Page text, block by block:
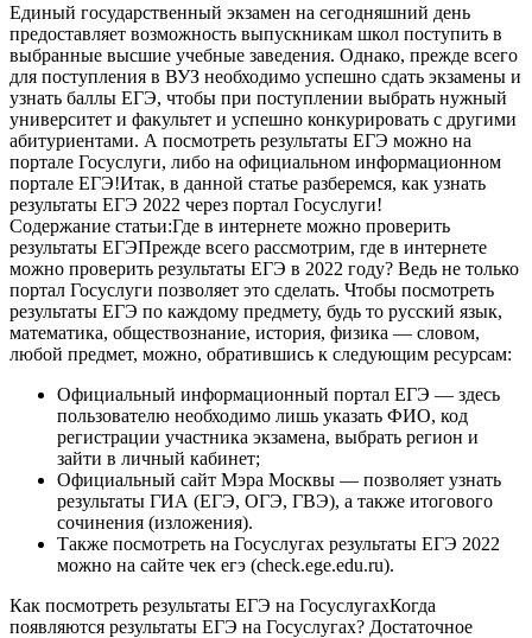
Единый государственный экзамен на сегодняшний день
предоставляет возможность выпускникам школ поступить в
выбранные высшие учебные заведения. Однако, прежде всего
для поступления в ВУЗ необходимо успешно сдать экзамены и
узнать баллы ЕГЭ, чтобы при поступлении выбрать нужный
университет и факультет и успешно конкурировать с другими
абитуриентами. А посмотреть результаты ЕГЭ можно на
портале Госуслуги, либо на официальном информационном
портале ЕГЭ!Итак, в данной статье разберемся, как узнать
результаты ЕГЭ 2022 через портал Госуслуги!
Содержание статьи:Где в интернете можно проверить
результаты ЕГЭПрежде всего рассмотрим, где в интернете
можно проверить результаты ЕГЭ в 2022 году? Ведь не только
портал Госуслуги позволяет это сделать. Чтобы посмотреть
результаты ЕГЭ по каждому предмету, будь то русский язык,
математика, обществознание, история, физика — словом,
любой предмет, можно, обратившись к следующим ресурсам:
Официальный информационный портал ЕГЭ — здесь
пользователю необходимо лишь указать ФИО, код
регистрации участника экзамена, выбрать регион и
зайти в личный кабинет;
Официальный сайт Мэра Москвы — позволяет узнать
результаты ГИА (ЕГЭ, ОГЭ, ГВЭ), а также итогового
сочинения (изложения).
Также посмотреть на Госуслугах результаты ЕГЭ 2022
можно на сайте чек егэ (check.ege.edu.ru).
Как посмотреть результаты ЕГЭ на ГосуслугахКогда
появляются результаты ЕГЭ на Госуслугах? Достаточное